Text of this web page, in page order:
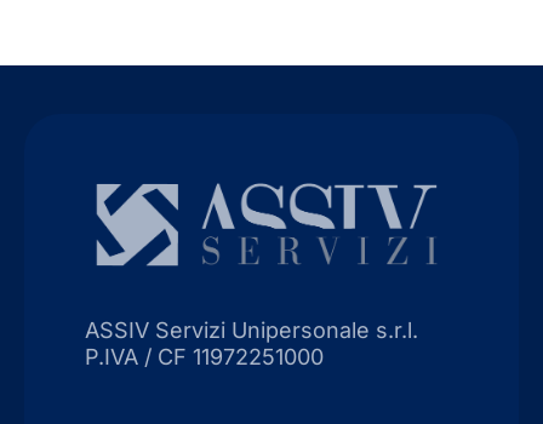
ASSIV Servizi Unipersonale s.r.l.
P.IVA / CF 11972251000